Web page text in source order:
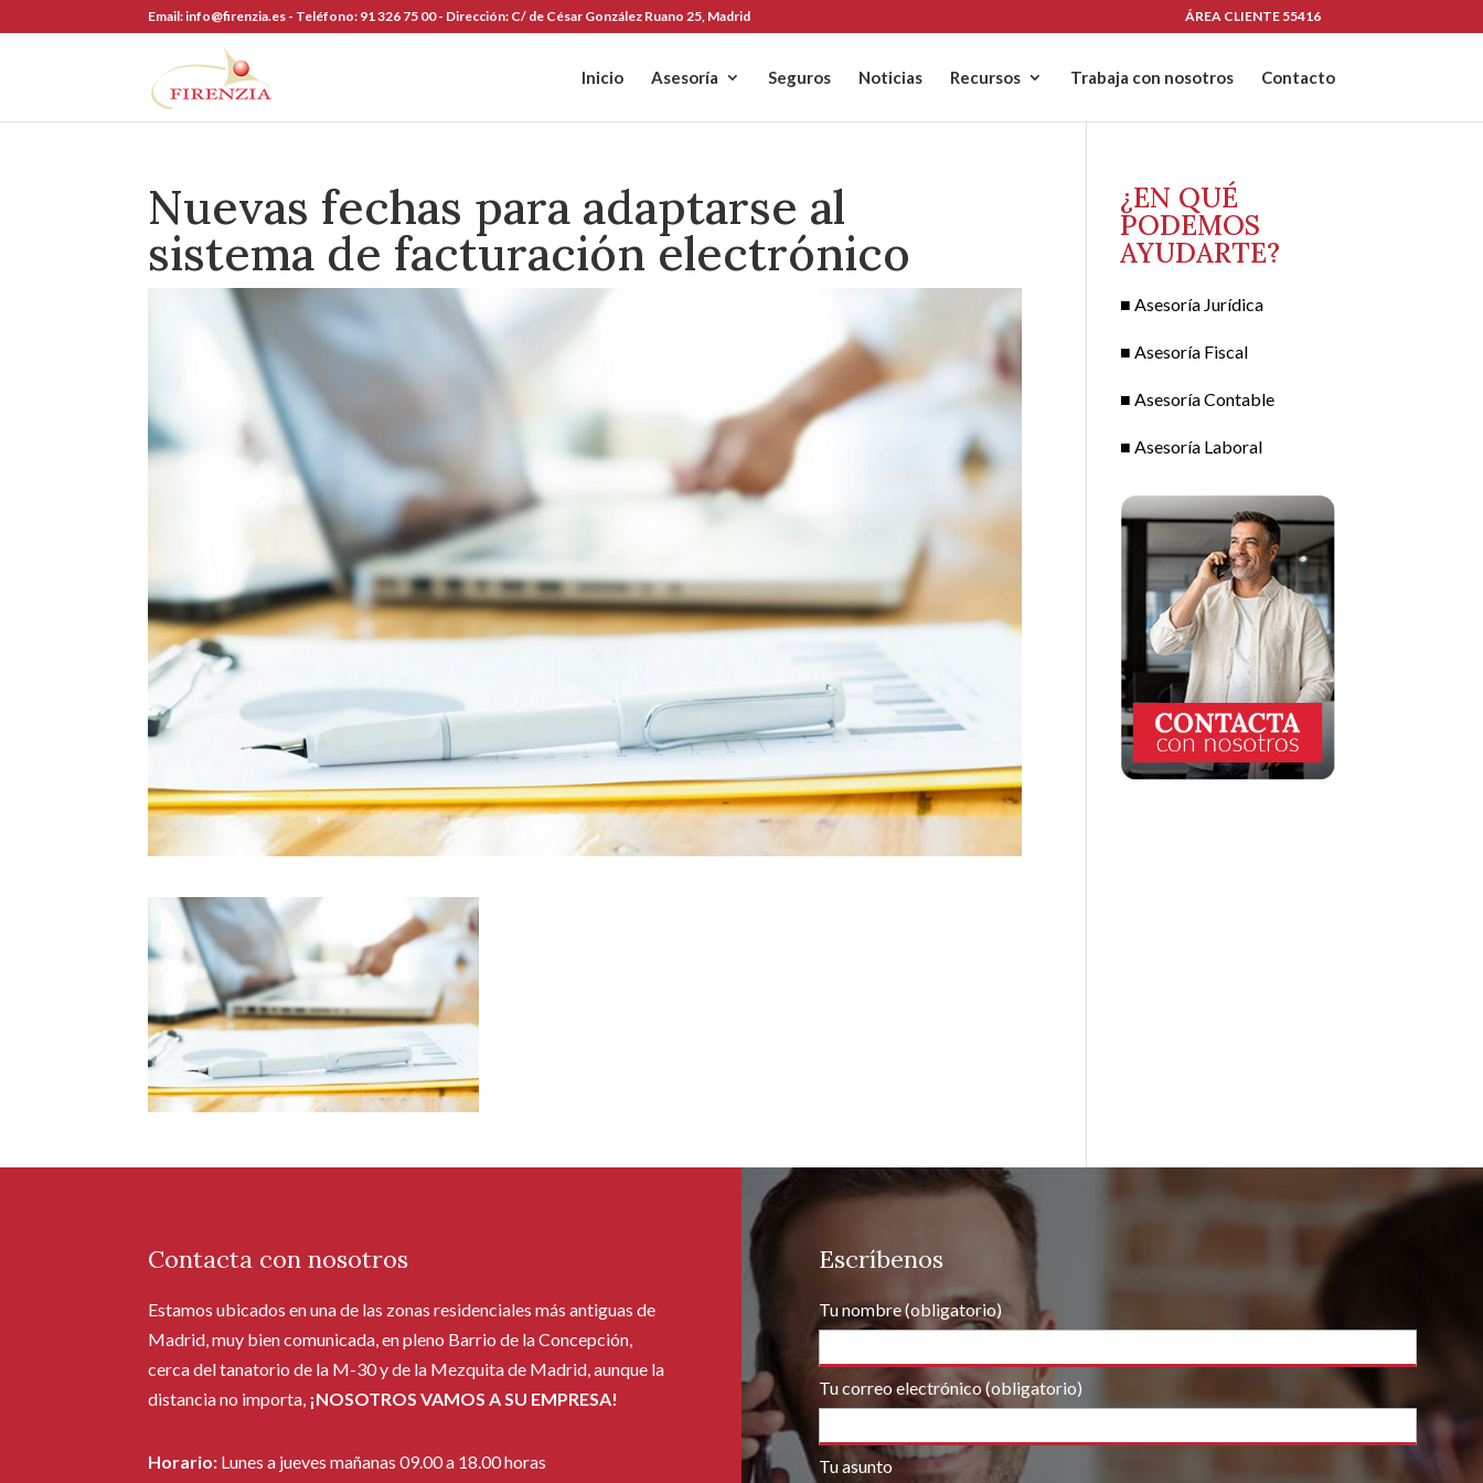
to
Email:info@firenzia.es - Teléfono: 91 326 75 00 - Dirección: C/ de César González Ruano 25, Madrid ÁREA CLIENTE55416
Inicio Asesoría Seguros Noticias Recursos Trabaja con nosotros Contacto
Nuevas fechas para adaptarse al
sistema de facturación electrónico
¿EN QUÉ
PODEMOS
AYUDARTE?
■ Asesoría Jurídica
■ Asesoría Fiscal
■ Asesoría Contable
■ Asesoría Laboral
Contacta con nosotros
Estamos ubicados en una de las zonas residenciales más antiguas de
Madrid, muy bien comunicada, en pleno Barrio de la Concepción,
cerca del tanatorio de la M-30 y de la Mezquita de Madrid, aunque la
distancia no importa, ¡NOSOTROS VAMOS A SU EMPRESA!
Horario: Lunes a jueves mañanas 09.00 a 18.00 horas
Escríbenos
Tu nombre (obligatorio)
Tu correo electrónico (obligatorio)
Tu asunto